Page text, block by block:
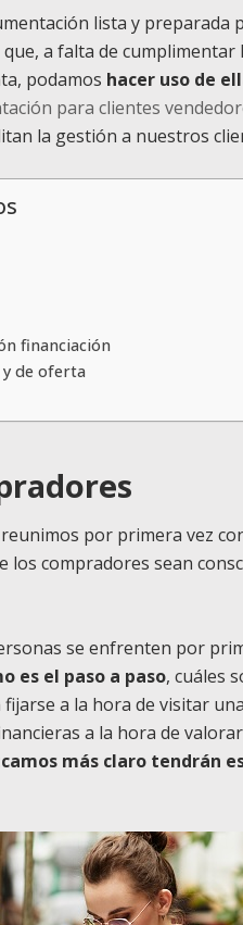
lista y preparada
a falta de cumplimentar
podamos hacer uso de
para clientes
la gestión a nuestros
financiación
y de oferta
por primera vez
los compradores sean
se enfrenten por
es el paso a paso, cuáles
a la hora de visitar
a la hora de
más claro tendrán